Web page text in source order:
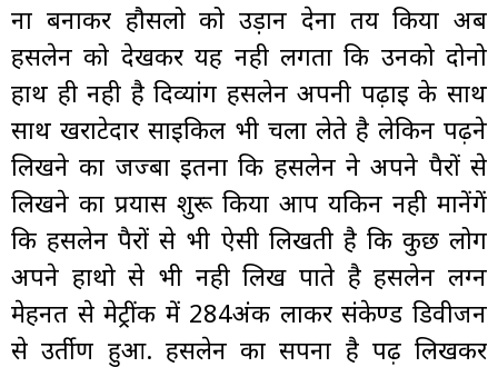
ना बनाकर हौसलो को उड़ान देना तय किया अब
हसलेन को देखकर यह नही लगता कि उनको दोनो
हाथ ही नही है दिव्यांग हसलेन अपनी पढ़ाई के साथ
साथ खराटेदार साइकिल भी चला लेते है लेकिन पढ़ने
लिखने का जज्बा इतना कि हसलेन ने अपने पैरों से
लिखने का प्रयास शुरू किया आप यकिन नही मानेंगें
कि हसलेन पैरों से भी ऐसी लिखती है कि कुछ लोग
अपने हाथो से भी नही लिख पाते है हसलेन लग्न
मेहनत से मेट्रींक में 284अंक लाकर संकेण्ड डिवीजन
से उर्तीण हुआ. हसलेन का सपना है पढ़ लिखकर